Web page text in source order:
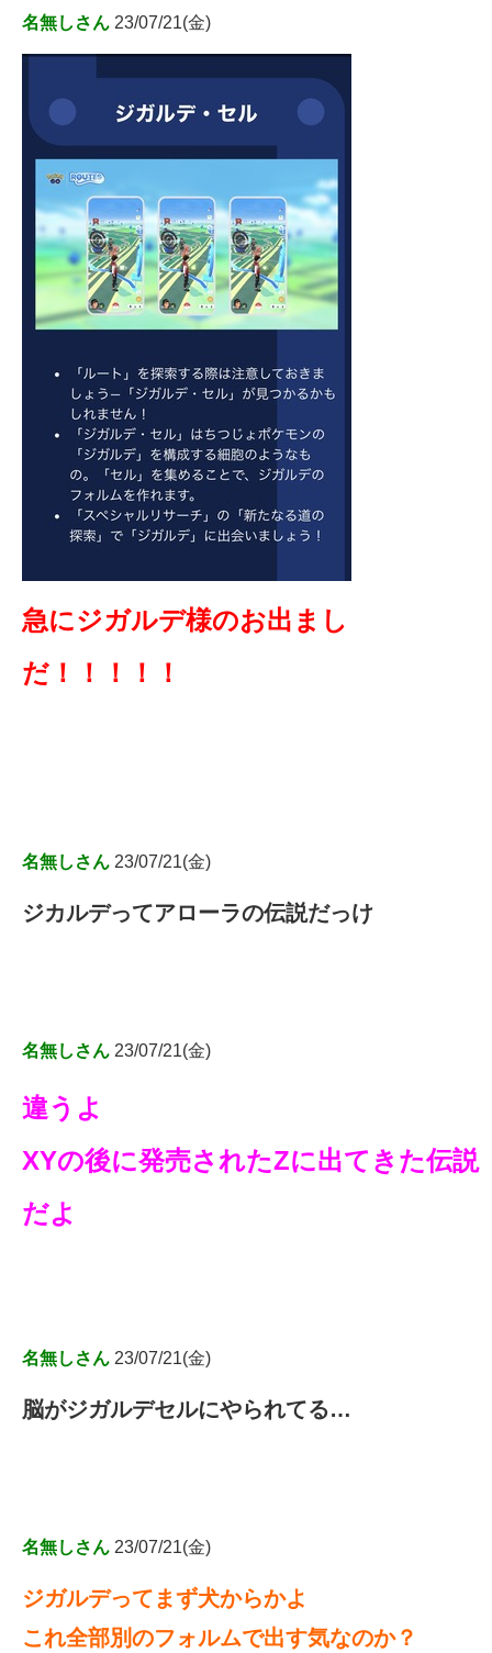
名無しさん 23/07/21(金)
急にジガルデ様のお出まし
だ！！！！！
名無しさん 23/07/21(金)
ジカルデってアローラの伝説だっけ
名無しさん 23/07/21(金)
違うよ
XYの後に発売されたZに出てきた伝説
だよ
名無しさん 23/07/21(金)
脳がジガルデセルにやられてる…
名無しさん 23/07/21(金)
ジガルデってまず犬からかよ
これ全部別のフォルムで出す気なのか？